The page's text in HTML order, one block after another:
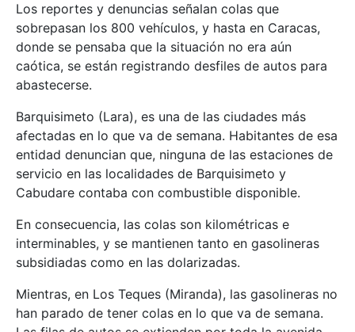
Los reportes y denuncias señalan colas que
sobrepasan los 800 vehículos, y hasta en Caracas,
donde se pensaba que la situación no era aún
caótica, se están registrando desfiles de autos para
abastecerse.
Barquisimeto (Lara), es una de las ciudades más
afectadas en lo que va de semana. Habitantes de esa
entidad denuncian que, ninguna de las estaciones de
servicio en las localidades de Barquisimeto y
Cabudare contaba con combustible disponible.
En consecuencia, las colas son kilométricas e
interminables, y se mantienen tanto en gasolineras
subsidiadas como en las dolarizadas.
Mientras, en Los Teques (Miranda), las gasolineras no
han parado de tener colas en lo que va de semana.